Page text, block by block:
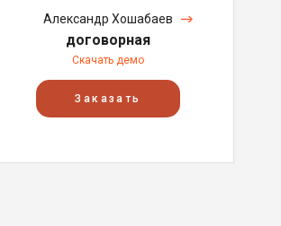
Александр Хошабаев
договорная
Скачать демо
Заказать